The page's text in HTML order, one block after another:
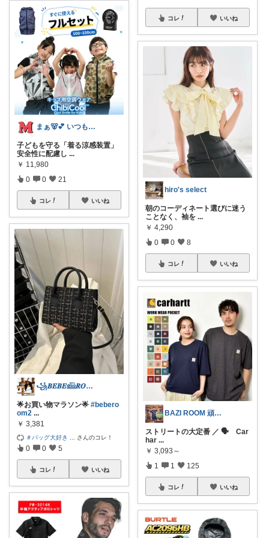
まぁ🐻💕 いつもありがとう💓
子どもを守る「着る涼感装置」
安全性に配慮し ...
￥ 11,980
0 0 21
コレ いいね
꧁𝑩𝑬𝑩𝑬𓊝𝑹𝑶𝑶𝑴꧂
🌟お買い物マラソン🌟 #bebero
om2 ...
￥ 3,381
＃バッグ大好き さんのコレ！
0 0 5
コレ いいね
コレ いいね
hiro's select
朝のコーディネート選びに迷う
ことなく、袖を ...
￥ 4,290
0 0 8
コレ いいね
BAZI ROOM 頑張れ🇯🇵📢
ストリートの大定番 ／ 🗣️ Car
har ...
￥ 3,093～
1 1 125
コレ いいね